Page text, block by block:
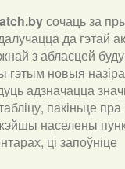
.byсочаць за
да гэтай
з абласцей
новыя
адзначацца
пакіньце пра
населены
ці запоўніце